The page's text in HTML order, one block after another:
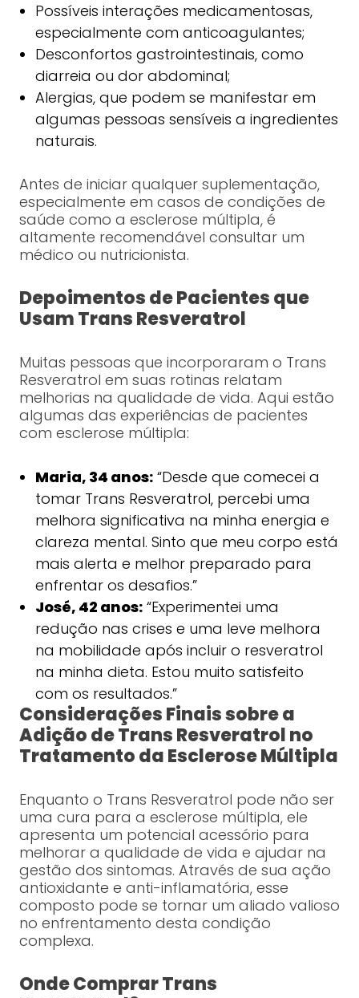
Possíveis interações medicamentosas,
especialmente com anticoagulantes;
Desconfortos gastrointestinais, como
diarreia ou dor abdominal;
Alergias, que podem se manifestar em
algumas pessoas sensíveis a ingredientes
naturais.
Antes de iniciar qualquer suplementação,
especialmente em casos de condições de
saúde como a esclerose múltipla, é
altamente recomendável consultar um
médico ou nutricionista.
Depoimentos de Pacientes que
Usam Trans Resveratrol
Muitas pessoas que incorporaram o Trans
Resveratrol em suas rotinas relatam
melhorias na qualidade de vida. Aqui estão
algumas das experiências de pacientes
com esclerose múltipla:
Maria, 34 anos:“Desde que comecei a
tomar Trans Resveratrol, percebi uma
melhora significativa na minha energia e
clareza mental. Sinto que meu corpo está
mais alerta e melhor preparado para
enfrentar os desafios.”
José, 42 anos:“Experimentei uma
redução nas crises e uma leve melhora
na mobilidade após incluir o resveratrol
na minha dieta. Estou muito satisfeito
com os resultados.”
Considerações Finais sobre a
Adição de Trans Resveratrol no
Tratamento da Esclerose Múltipla
Enquanto o Trans Resveratrol pode não ser
uma cura para a esclerose múltipla, ele
apresenta um potencial acessório para
melhorar a qualidade de vida e ajudar na
gestão dos sintomas. Através de sua ação
antioxidante e anti-inflamatória, esse
composto pode se tornar um aliado valioso
no enfrentamento desta condição
complexa.
Onde Comprar Trans